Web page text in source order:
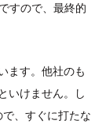
すので、最終的
ます。他社のも
いけません。し
、すぐに打たな